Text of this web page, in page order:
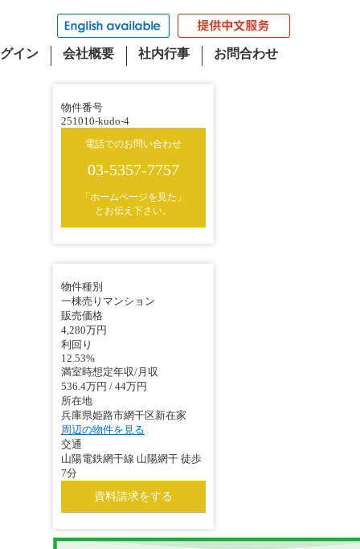
イン 会社概要 社内行事 お問合わせ
物件番号
251010-kudo-4
電話でのお問い合わせ
03-5357-7757
「ホームページを見た」
とお伝え下さい。
物件種別
一棟売りマンション
販売価格
4,280万円
利回り
12.53%
満室時想定年収/月収
536.4万円 / 44万円
所在地
兵庫県姫路市網干区新在家
周辺の物件を見る
交通
山陽電鉄網干線 山陽網干 徒歩
7分
資料請求をする